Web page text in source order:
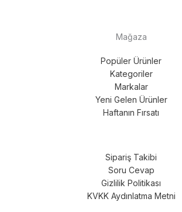
Mağaza
Popüler Ürünler
Kategoriler
Markalar
Yeni Gelen Ürünler
Haftanın Fırsatı
Sipariş Takibi
Soru Cevap
Gizlilik Politikası
KVKK Aydınlatma Metni